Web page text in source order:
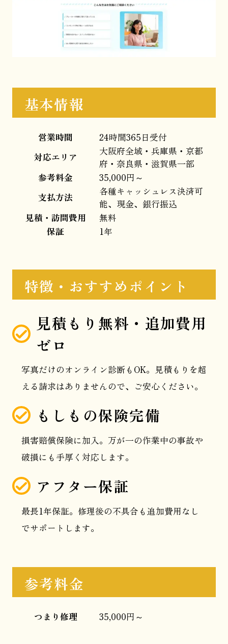
基本情報
営業時間
24時間365日受付
対応エリア
大阪府全域・兵庫県・京都
府・奈良県・滋賀県一部
参考料金
35,000円～
支払方法
各種キャッシュレス決済可
能、現金、銀行振込
見積・訪問費用
無料
保証
1年
特徴・おすすめポイント
見積もり無料・追加費用
ゼロ
写真だけのオンライン診断もOK。見積もりを超
える請求はありませんので、ご安心ください。
もしもの保険完備
損害賠償保険に加入。万が一の作業中の事故や
破損にも手厚く対応します。
アフター保証
最長1年保証。修理後の不具合も追加費用なし
でサポートします。
参考料金
つまり修理 35,000円～